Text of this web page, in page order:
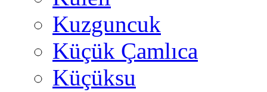
Kuzguncuk
Küçük Çamlıca
Küçüksu